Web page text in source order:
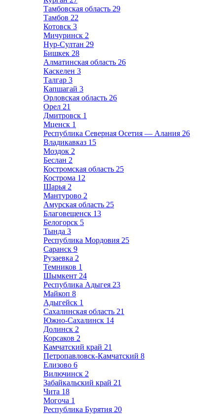
Тамбовская область 29
Тамбов 22
Котовск 3
Мичуринск 2
Нур-Султан 29
Бишкек 28
Алматинская область 26
Каскелен 3
Талгар 3
Капшагай 3
Орловская область 26
Орел 21
Дмитровск 1
Мценск 1
Республика Северная Осетия — Алания 26
Владикавказ 15
Моздок 2
Беслан 2
Костромская область 25
Кострома 12
Шарья 2
Мантурово 2
Амурская область 25
Благовещенск 13
Белогорск 5
Тында 3
Республика Мордовия 25
Саранск 9
Рузаевка 2
Темников 1
Шымкент 24
Республика Адыгея 23
Майкоп 8
Адыгейск 1
Сахалинская область 21
Южно-Сахалинск 14
Долинск 2
Корсаков 2
Камчатский край 21
Петропавловск-Камчатский 8
Елизово 6
Вилючинск 2
Забайкальский край 21
Чита 18
Могоча 1
Республика Бурятия 20